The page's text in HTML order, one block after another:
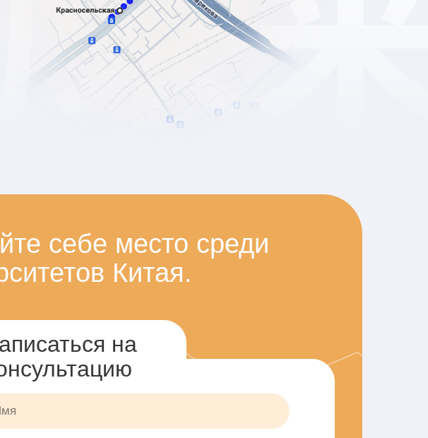
себе место среди
Китая.
компетенциях для будущей жизни
Китайский язык «с нуля» и за 2 года
Экономия 1 года времени и бюджета семьи
на